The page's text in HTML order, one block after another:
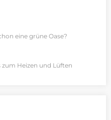
eine grüne Oase?
Heizen und Lüften